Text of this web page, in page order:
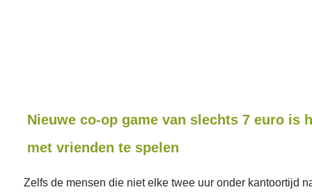
Nieuwe co-op game van slechts 7 euro is
met vrienden te spelen
Zelfs de mensen die niet elke twee uur onder kantoortijd